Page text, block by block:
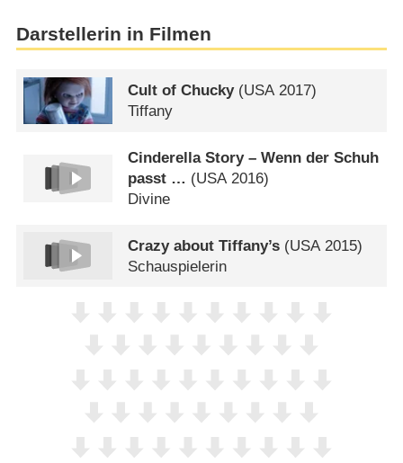
Darstellerin in Filmen
Cult of Chucky(USA2017)
Tiffany
Cinderella Story – Wenn der Schuh
passt … (USA 2016)
Divine
Crazy about Tiffany’s (USA 2015)
Schauspielerin